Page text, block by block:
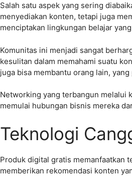
Salah satu aspek yang sering
menyediakan konten, tetapi juga
menciptakan lingkungan belajar
Komunitas ini menjadi sangat
kesulitan dalam memahami suatu
juga bisa membantu orang lain,
Networking yang terbangun melalui
memulai hubungan bisnis mereka
Teknologi
Produk digital gratis memanfaatkan
memberikan rekomendasi konten